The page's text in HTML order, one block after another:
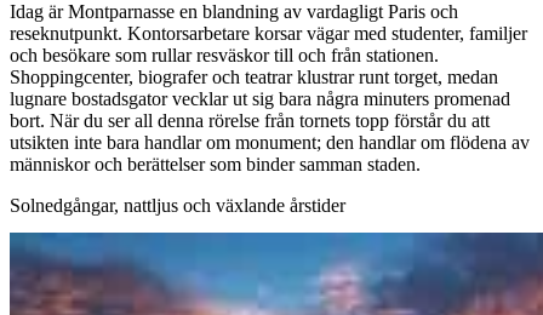
Idag är Montparnasse en blandning av vardagligt Paris och
reseknutpunkt. Kontorsarbetare korsar vägar med studenter, familjer
och besökare som rullar resväskor till och från stationen.
Shoppingcenter, biografer och teatrar klustrar runt torget, medan
lugnare bostadsgator vecklar ut sig bara några minuters promenad
bort. När du ser all denna rörelse från tornets topp förstår du att
utsikten inte bara handlar om monument; den handlar om flödena av
människor och berättelser som binder samman staden.
Solnedgångar, nattljus och växlande årstider